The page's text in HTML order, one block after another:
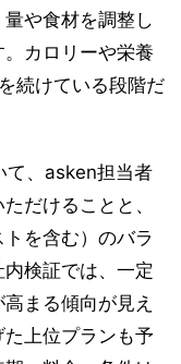
や食材を調整し
カロリーや栄養
続けている段階だ
て、asken担当者
だけることと、
を含む）のバラ
検証では、一定
まる傾向が見え
上位プランも予